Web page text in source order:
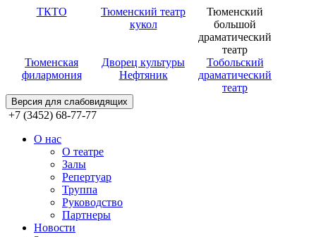
ТКТО
Тюменский театр
кукол
Тюменский
большой
драматический
театр
Тюменская
филармония
Дворец культуры
Нефтяник
Тобольский
драматический
театр
Версия для слабовидящих
+7 (3452) 68-77-77
О нас
О театре
Залы
Репертуар
Труппа
Руководство
Партнеры
Новости